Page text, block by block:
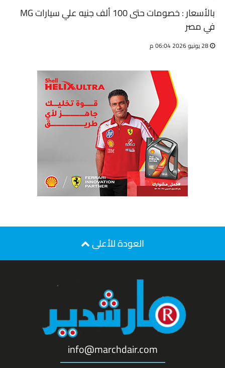
بالأسعار : خصومات حتى 100 ألف جنيه علي سيارات MG
في مصر
العودة للأعلى
info@marchdair.com